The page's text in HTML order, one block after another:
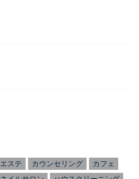
エステ カウンセリング
カフェ